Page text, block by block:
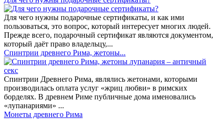
Для чего нужны подарочные сертификаты, и как ими
пользоваться, это вопрос, который интересует многих людей.
Прежде всего, подарочный сертификат являются документом,
который даёт право владельцу,...
Спинтрии древнего Рима, жетоны...
Спинтрии Древнего Рима, являлись жетонами, которыми
производилась оплата услуг «жриц любви» в римских
борделях. В древнем Риме публичные дома именовались
«лупанариями» ...
Монеты древнего Рима